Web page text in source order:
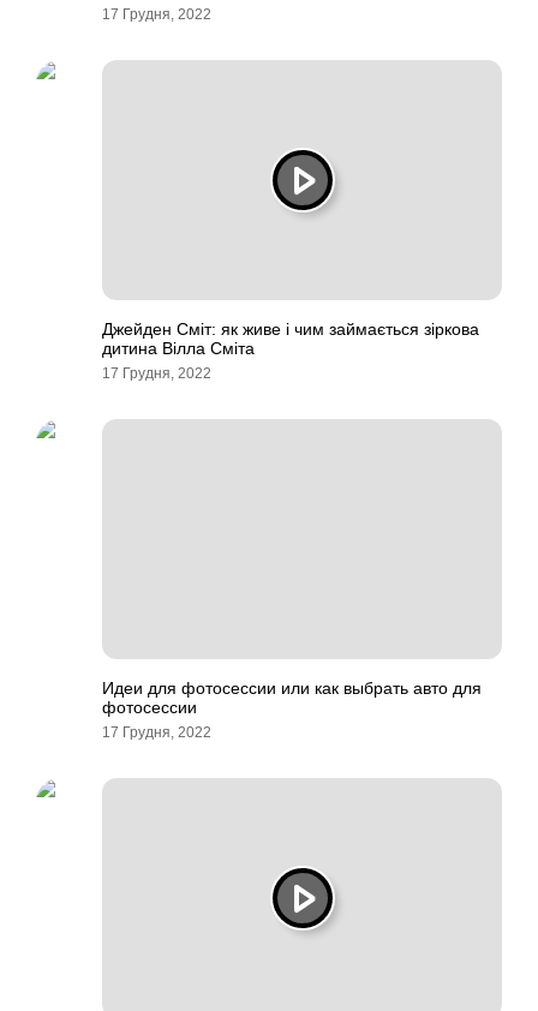
17 Грудня, 2022
Джейден Сміт: як живе і чим займається зіркова
дитина Вілла Сміта
17 Грудня, 2022
Идеи для фотосессии или как выбрать авто для
фотосессии
17 Грудня, 2022